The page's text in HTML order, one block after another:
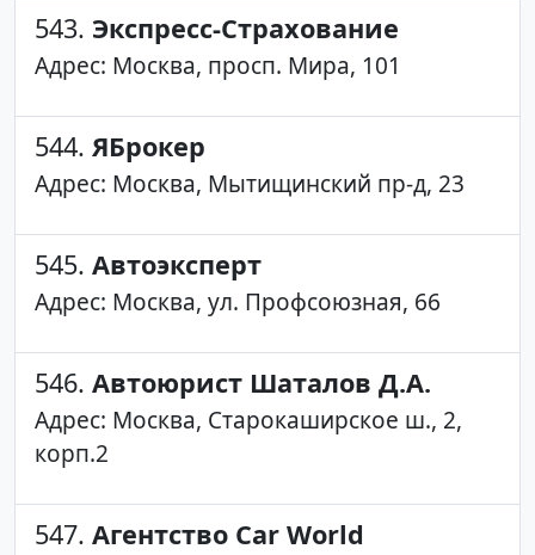
543. Экспресс-Страхование
Адрес: Москва, просп. Мира, 101
544. ЯБрокер
Адрес: Москва, Мытищинский пр-д, 23
545. Автоэксперт
Адрес: Москва, ул. Профсоюзная, 66
546. Автоюрист Шаталов Д.А.
Адрес: Москва, Старокаширское ш., 2,
корп.2
547. Агентство Car World